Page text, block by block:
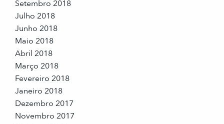
Setembro 2018
Julho 2018
Junho 2018
Maio 2018
Abril 2018
Março 2018
Fevereiro 2018
Janeiro 2018
Dezembro 2017
Novembro 2017